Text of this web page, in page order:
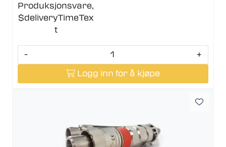
Produksjonsvare,
$deliveryTimeTex
t
-
+
Logg inn for å kjøpe